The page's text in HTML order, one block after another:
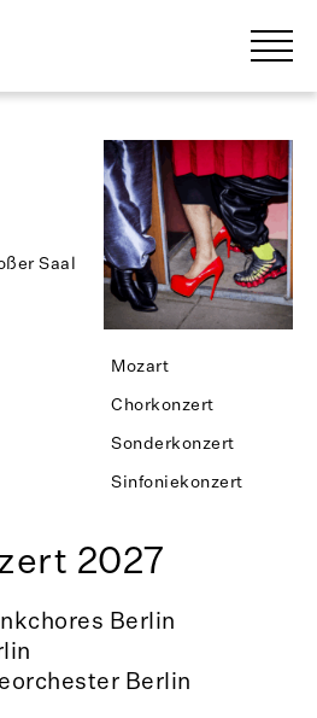
Saal
Mozart
Chorkonzert
Sonderkonzert
Sinfoniekonzert
2027
Berlin
Berlin